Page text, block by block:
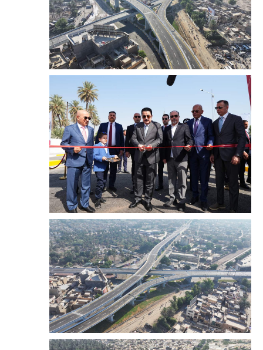
المرحلة المتوسطة
المرحلة الاعدادية
مرشحات
المرحلة الابتدائية
المرحلة المتوسطة
المرحلة الاعدادية
كتب مدرسية
المرحلة الابتدائية
المرحلة المتوسطة
المرحلة الاعدادية
ملازم دراسية
المرحلة الابتدائية
المرحلة المتوسطة